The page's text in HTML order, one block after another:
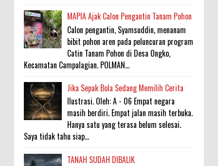
MAPIA Ajak Calon Pengantin Tanam Pohon
Calon pengantin, Syamsuddin, menanam
bibit pohon aren pada peluncuran program
Catin Tanam Pohon di Desa Ongko,
Kecamatan Campalagian. POLMAN...
Jika Sepak Bola Sedang Memilih Cerita
Ilustrasi. Oleh: A - 06 Empat negara
masih berdiri. Empat jalan masih terbuka.
Hanya satu yang terasa belum selesai.
Saya tidak tahu siap...
TANAH SUDAH DIBALIK